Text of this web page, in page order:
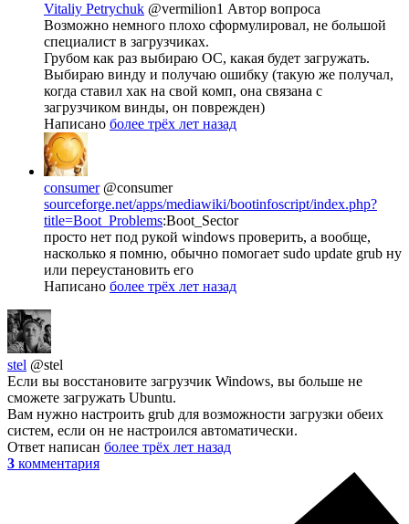
Vitaliy Petrychuk @vermilion1 Автор вопроса
Возможно немного плохо сформулировал, не большой
специалист в загрузчиках.
Грубом как раз выбираю ОС, какая будет загружать.
Выбираю винду и получаю ошибку (такую же получал,
когда ставил хак на свой комп, она связана с
загрузчиком винды, он поврежден)
Написано более трёх лет назад
consumer @consumer
sourceforge.net/apps/mediawiki/bootinfoscript/index.php?
title=Boot_Problems:Boot_Sector
просто нет под рукой windows проверить, а вообще,
насколько я помню, обычно помогает sudo update grub ну
или переустановить его
Написано более трёх лет назад
stel @stel
Если вы восстановите загрузчик Windows, вы больше не
сможете загружать Ubuntu.
Вам нужно настроить grub для возможности загрузки обеих
систем, если он не настроился автоматически.
Ответ написан более трёх лет назад
3 комментария